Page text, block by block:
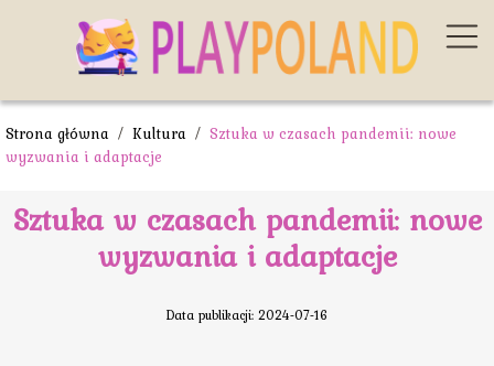
Strona główna / Kultura / Sztuka w czasach pandemii: nowe
wyzwania i adaptacje
Sztuka w czasach pandemii: nowe
wyzwania i adaptacje
Data publikacji: 2024-07-16